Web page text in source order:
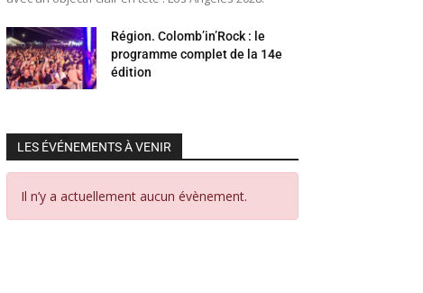
Région. Colomb’in’Rock : le
programme complet de la 14e
édition
LES ÉVÉNEMENTS À VENIR
Il n’y a actuellement aucun évènement.